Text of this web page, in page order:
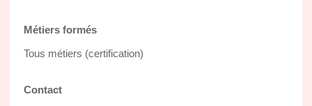
Métiers formés
Tous métiers (certification)
Contact